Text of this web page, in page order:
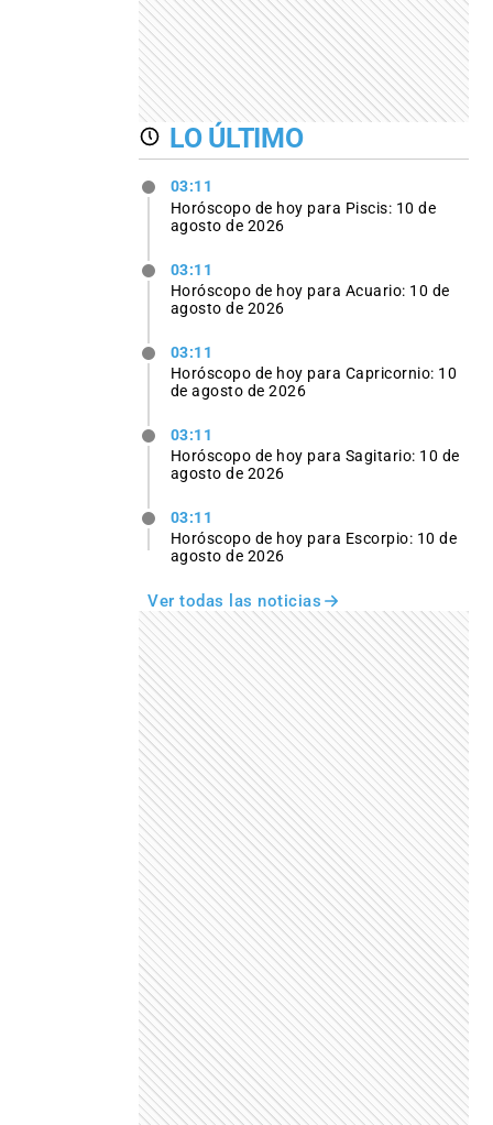
LO ÚLTIMO
03:11
Horóscopo de hoy para Piscis: 10 de
agosto de 2026
03:11
Horóscopo de hoy para Acuario: 10 de
agosto de 2026
03:11
Horóscopo de hoy para Capricornio: 10
de agosto de 2026
03:11
Horóscopo de hoy para Sagitario: 10 de
agosto de 2026
03:11
Horóscopo de hoy para Escorpio: 10 de
agosto de 2026
Ver todas las noticias